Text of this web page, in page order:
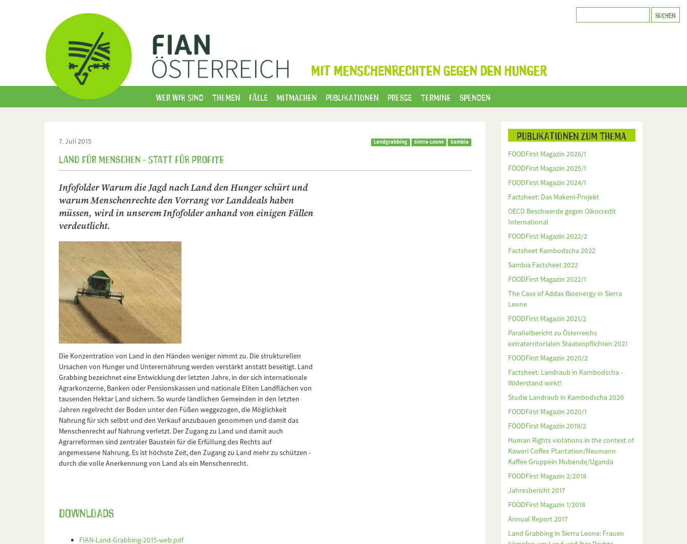
MIT MENSCHENRECHTEN GEGEN DEN HUNGER
Wer wir sind Themen Fälle Mitmachen Publikationen Presse Termine Spenden
7. Juli 2015 Landgrabbing Sierra-Leone Sambia
Land für Menschen - statt für Profite
Infofolder Warum die Jagd nach Land den Hunger schürt und
warum Menschenrechte den Vorrang vor Landdeals haben
müssen, wird in unserem Infofolder anhand von einigen Fällen
verdeutlicht.
Die Konzentration von Land in den Händen weniger nimmt zu. Die strukturellen
Ursachen von Hunger und Unterernährung werden verstärkt anstatt beseitigt. Land
Grabbing bezeichnet eine Entwicklung der letzten Jahre, in der sich internationale
Agrarkonzerne, Banken oder Pensionskassen und nationale Eliten Landflächen von
tausenden Hektar Land sichern. So wurde ländlichen Gemeinden in den letzten
Jahren regelrecht der Boden unter den Füßen weggezogen, die Möglichkeit
Nahrung für sich selbst und den Verkauf anzubauen genommen und damit das
Menschenrecht auf Nahrung verletzt. Der Zugang zu Land und damit auch
Agrarreformen sind zentraler Baustein für die Erfüllung des Rechts auf
angemessene Nahrung. Es ist höchste Zeit, den Zugang zu Land mehr zu schützen -
durch die volle Anerkennung von Land als ein Menschenrecht.
Downloads
FIAN-Land-Grabbing-2015-web.pdf
Publikationen zum Thema
FOODFirst Magazin 2026/1
FOODFirst Magazin 2025/1
FOODFirst Magazin 2024/1
Factsheet: Das Makeni-Projekt
OECD Beschwerde gegen Oikocredit
International
FOODFirst Magazin 2022/2
Factsheet Kambodscha 2022
Sambia Factsheet 2022
FOODFirst Magazin 2022/1
The Case of Addax Bioenergy in Sierra
Leone
FOODFirst Magazin 2021/2
Parallelbericht zu Österreichs
extraterritorialen Staatenpflichten 2021
FOODFirst Magazin 2020/2
Factsheet: Landraub in Kambodscha -
Widerstand wirkt!
Studie Landraub in Kambodscha 2020
FOODFirst Magazin 2020/1
FOODFirst Magazin 2019/2
Human Rights violations in the context of
Kaweri Coffee Plantation/Neumann
Kaffee Gruppein Mubende/Uganda
FOODFirst Magazin 2/2018
Jahresbericht 2017
FOODFirst Magazin 1/2018
Annual Report 2017
Land Grabbing in Sierra Leone: Frauen